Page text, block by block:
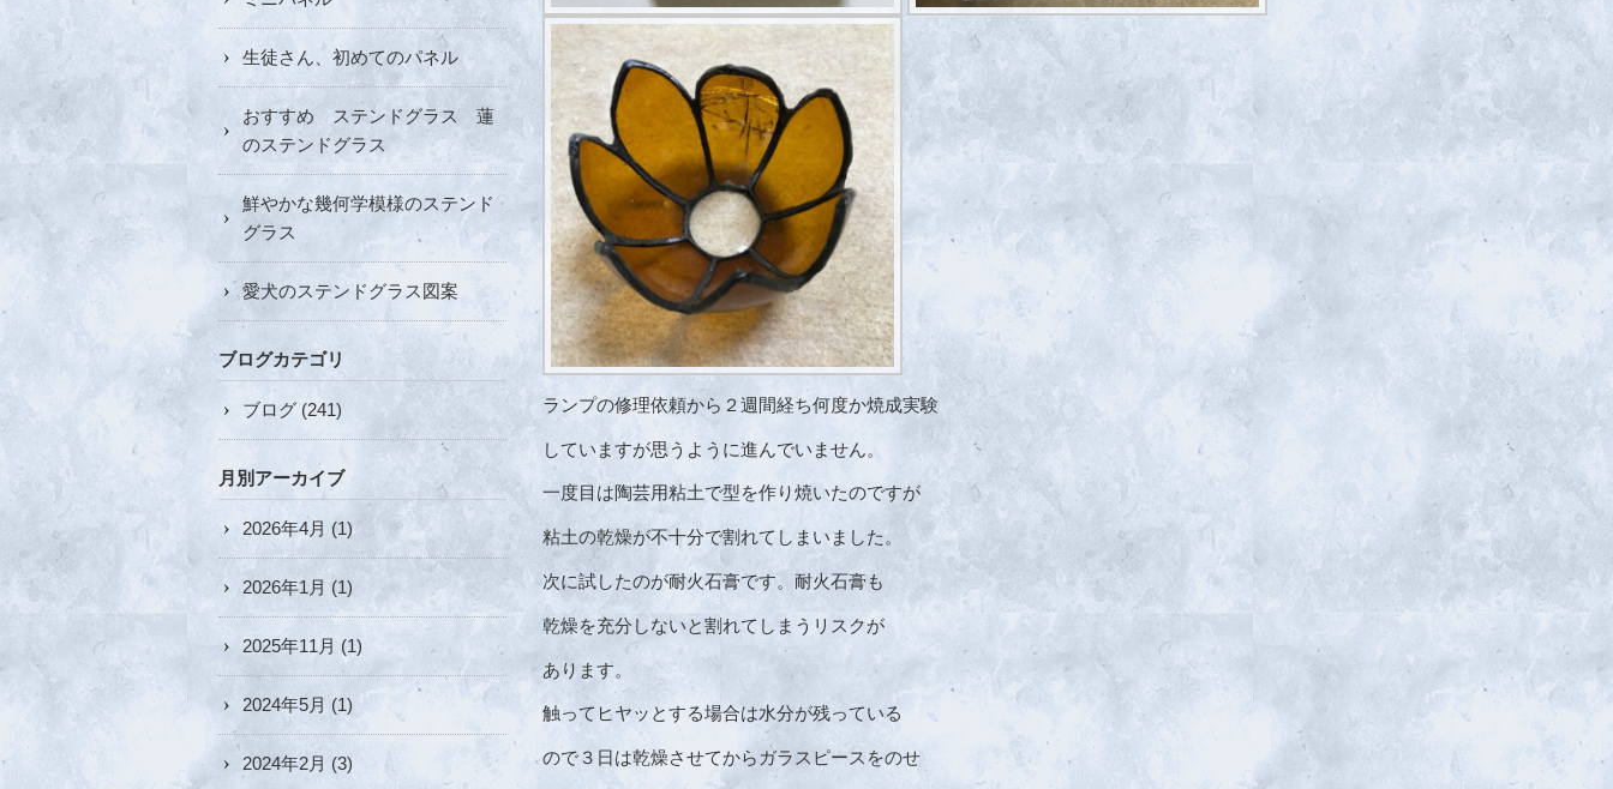
ランプの修理依頼から２週間経ち何度か焼成実験
していますが思うように進んでいません。
一度目は陶芸用粘土で型を作り焼いたのですが
粘土の乾燥が不十分で割れてしまいました。
次に試したのが耐火石膏です。耐火石膏も
乾燥を充分しないと割れてしまうリスクが
あります。
触ってヒヤッとする場合は水分が残っている
ので３日は乾燥させてからガラスピースをのせ
生徒さん、初めてのパネル
おすすめ ステンドグラス 蓮
のステンドグラス
鮮やかな幾何学模様のステンド
グラス
愛犬のステンドグラス図案
ブログカテゴリ
ブログ (241)
月別アーカイブ
2026年4月 (1)
2026年1月 (1)
2025年11月 (1)
2024年5月 (1)
2024年2月 (3)